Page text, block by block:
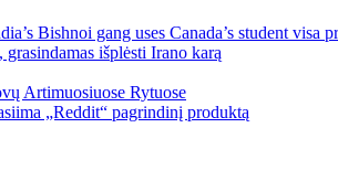
Bishnoi gang uses Canada’s student visa
išplėsti Irano karą
Artimuosiuose Rytuose
„Reddit“ pagrindinį produktą